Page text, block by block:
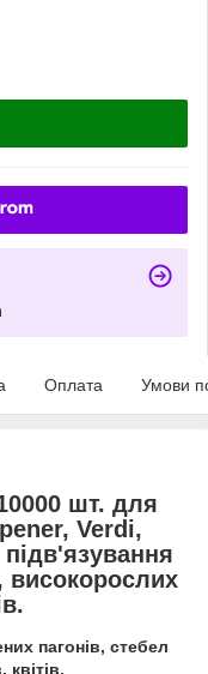
Оплата Умови
шт. для
Verdi,
високорослих
пагонів, стебел